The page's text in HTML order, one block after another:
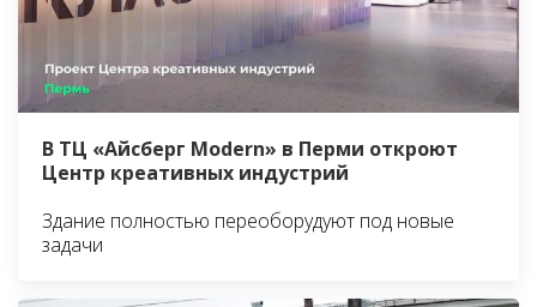
В ТЦ «Айсберг Modern» в Перми откроют
Центр креативных индустрий
Здание полностью переоборудуют под новые
задачи